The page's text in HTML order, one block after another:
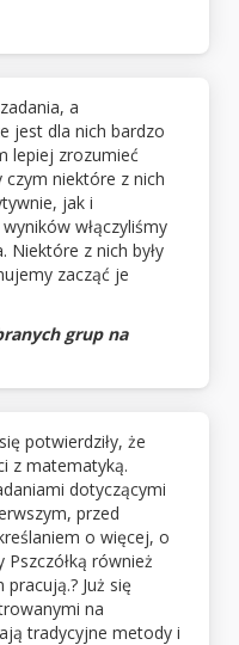
a
jest dla nich bardzo
lepiej zrozumieć
niektóre z nich
jak i
włączyliśmy
Niektóre z nich były
zacząć je
grup na
potwierdziły, że
z matematyką.
dotyczącymi
przed
o więcej, o
Pszczółką również
Już się
na
tradycyjne metody i